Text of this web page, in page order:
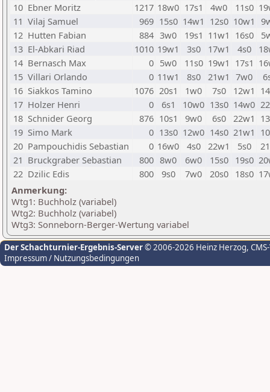
10 Ebner Moritz 1217 18w0 17s1 4w0 11s0
11 Vilaj Samuel 969 15s0 14w1 12s0 10w1
12 Hutten Fabian 884 3w0 19s1 11w1 16s0
13 El-Abkari Riad 1010 19w1 3s0 17w1 4s0
14 Bernasch Max 0 5w0 11s0 19w1 17s1
15 Villari Orlando 0 11w1 8s0 21w1 7w0
16 Siakkos Tamino 1076 20s1 1w0 7s0 12w1
17 Holzer Henri 0 6s1 10w0 13s0 14w0
18 Schnider Georg 876 10s1 9w0 6s0 22w1
19 Simo Mark 0 13s0 12w0 14s0 21w1
20 Pampouchidis Sebastian 0 16w0 4s0 22w1 5s0
21 Bruckgraber Sebastian 800 8w0 6w0 15s0 19s0
22 Dzilic Edis 800 9s0 7w0 20s0 18s0
Anmerkung:
Wtg1: Buchholz (variabel)
Wtg2: Buchholz (variabel)
Wtg3: Sonneborn-Berger-Wertung variabel
Der Schachturnier-Ergebnis-Server© 2006-2026 Heinz Herzog,
Impressum / Nutzungsbedingungen